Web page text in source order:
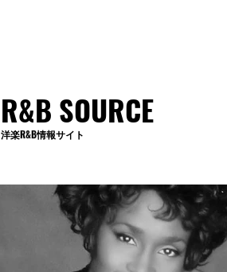
R&B SOURCE
洋楽R&B情報サイト